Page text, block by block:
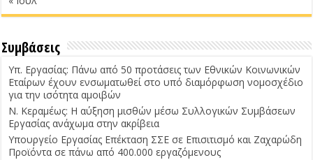
Συμβάσεις
Υπ. Εργασίας: Πάνω από 50 προτάσεις των Εθνικών Κοινωνικών
Εταίρων έχουν ενσωματωθεί στο υπό διαμόρφωση νομοσχέδιο
για την ισότητα αμοιβών
Ν. Κεραμέως: Η αύξηση μισθών μέσω Συλλογικών Συμβάσεων
Εργασίας ανάχωμα στην ακρίβεια
Υπουργείο Εργασίας Επέκταση ΣΣΕ σε Επισιτισμό και Ζαχαρώδη
Προϊόντα σε πάνω από 400.000 εργαζόμενους